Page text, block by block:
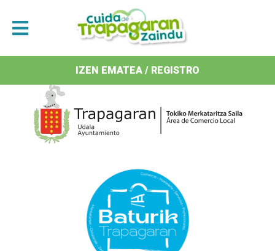
Antolatzaileak / Organizan
IZEN EMATEA / REGISTRO